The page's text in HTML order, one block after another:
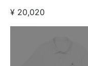
¥ 20,020